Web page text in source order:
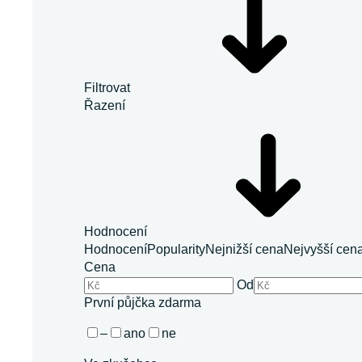
Filtrovat
Řazení
Hodnocení
HodnoceníPopularityNejnižší cenaNejvyšší
Cena
Od
První půjčka zdarma
– ano ne